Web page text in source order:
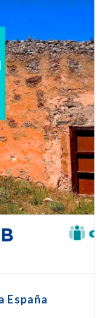
España